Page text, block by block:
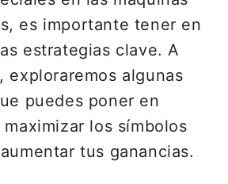
es importante tener en
estrategias clave. A
exploraremos algunas
puedes poner en
los símbolos
tus ganancias.